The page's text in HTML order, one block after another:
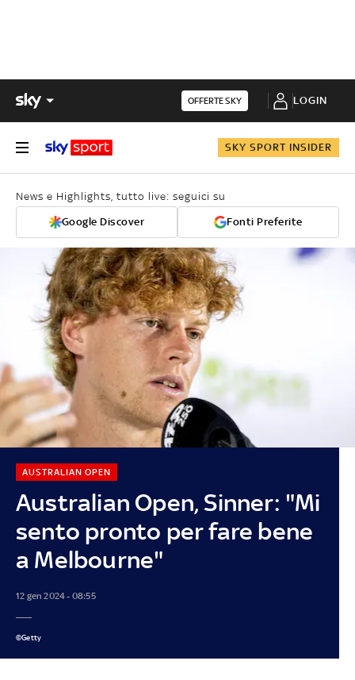
OFFERTE SKY LOGIN
SKY SPORT INSIDER
News e Highlights, tutto live: seguici su
Google Discover Fonti Preferite
Australian Open, Sinner: "Mi
sento pronto per fare bene
a Melbourne"
AUSTRALIAN OPEN
12 gen 2024 - 08:55
©Getty